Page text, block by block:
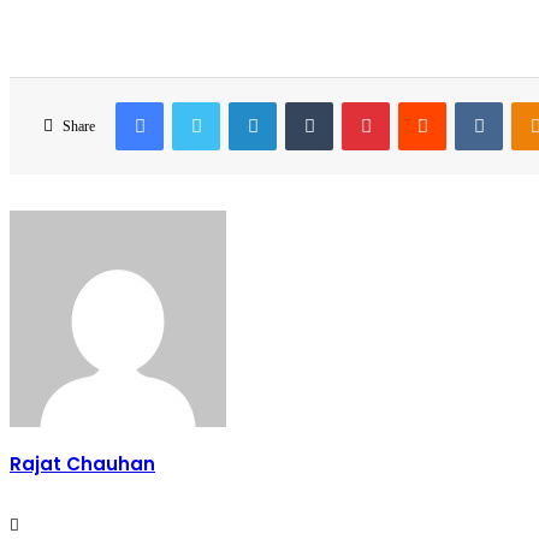
Share
FacebookTwitter LinkedInTumblr PinterestReddit
Rajat Chauhan